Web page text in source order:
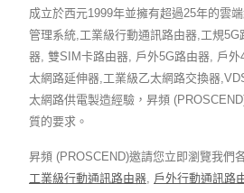
成立於西元1999年並擁有超過25年的雲
管理系統,工業級行動通訊路由器,工規5G
器, 雙SIM卡路由器, 戶外5G路由器, 戶外
太網路延伸器,工業級乙太網路交換器
太網路供電製造經驗，昇頻
質的要求。
昇頻 (PROSCEND)邀請您立即瀏覽我們
工業級行動通訊路由器, 戶外行動通訊路